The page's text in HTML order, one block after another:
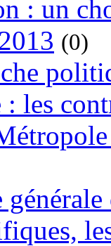
: un
(0)
les